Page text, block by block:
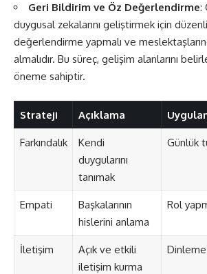
Geri Bildirim ve Öz Değerlendirme:
duygusal zekalarını geliştirmek için
değerlendirme yapmalı ve
almalıdır. Bu süreç, gelişim alanlarını
öneme sahiptir.
Strateji Açıklama
Farkındalık
Kendi
duygularını
tanımak
Günlük
Empati
Başkalarının
hislerini anlama
Rol
İletişim
Açık ve etkili
iletişim kurma